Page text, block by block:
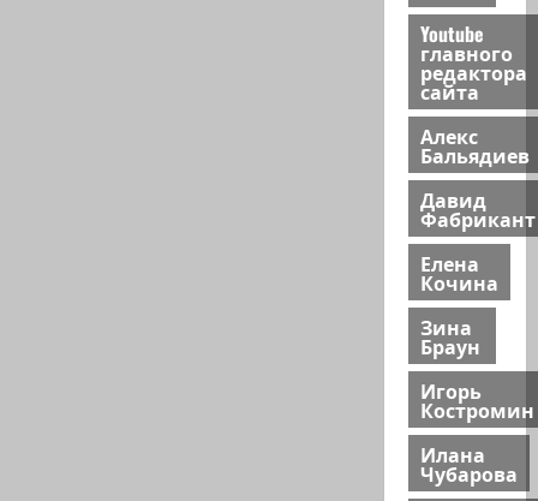
Youtube
главного
редактора
сайта
Алекс
Бальядиев
Давид
Фабрикант
Елена
Кочина
Зина
Браун
Игорь
Костромин
Илана
Чубарова